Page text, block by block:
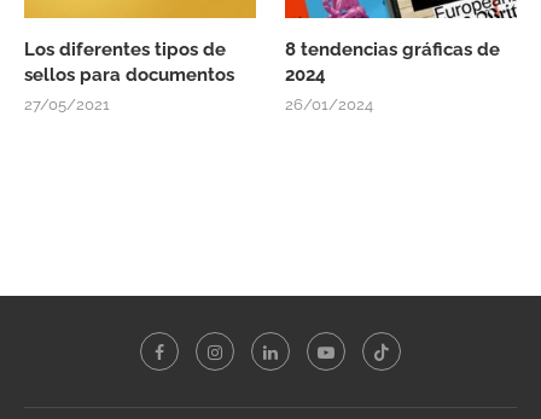
Los diferentes tipos de
sellos para documentos
27/05/2021
8 tendencias gráficas de
2024
26/01/2024